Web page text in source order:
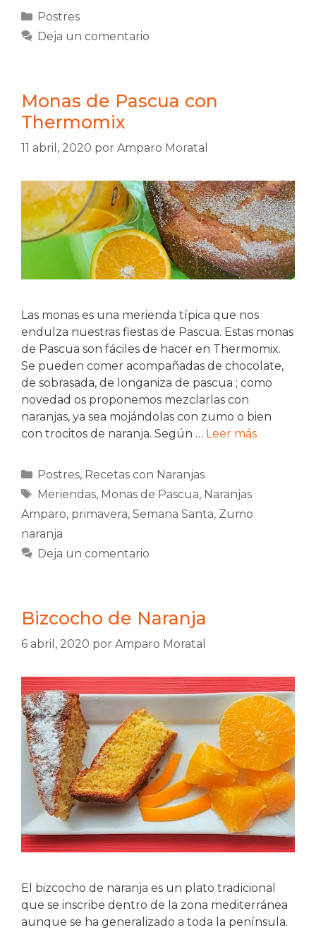
Categorías
Postres
Deja un comentario
Monas de Pascua con
Thermomix
11 abril, 2020 por Amparo Moratal
Las monas es una merienda típica que nos
endulza nuestras fiestas de Pascua. Estas monas
de Pascua son fáciles de hacer en Thermomix.
Se pueden comer acompañadas de chocolate,
de sobrasada, de longaniza de pascua ; como
novedad os proponemos mezclarlas con
naranjas, ya sea mojándolas con zumo o bien
con trocitos de naranja. Según … Leer más
Categorías
Postres, Recetas con Naranjas
Etiquetas
Meriendas, Monas de Pascua, Naranjas
Amparo, primavera, Semana Santa, Zumo
naranja
Deja un comentario
Bizcocho de Naranja
6 abril, 2020 por Amparo Moratal
El bizcocho de naranja es un plato tradicional
que se inscribe dentro de la zona mediterránea
aunque se ha generalizado a toda la península.